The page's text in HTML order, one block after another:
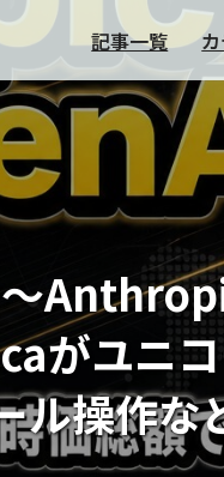
記事一覧
がユニ
ル操作な